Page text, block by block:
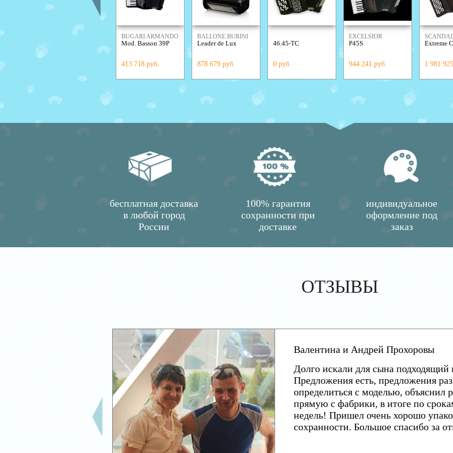
BUGARI ARMANDO
Mod. Basson 39P
413 718 руб.
BALLONE BURINI
Leader de Lux
878 679 руб.
46.45-TC
0 руб.
EXCELSIOR
P45S
944 241 руб.
Extreme C
1 981
бесплатная доставка
в любой город
России
100% гарантия
сохранности при
доставке
индивидуальное
оформление под
заказ
ОТЗЫВЫ
Валентина и Андрей Прохоровы
Долго искали для сына подходящий
Предложения есть, предложения
определиться с моделью, объяснил
прямую с фабрики, в итоге по
недель! Пришел очень хорошо
сохранности. Большое спасибо за